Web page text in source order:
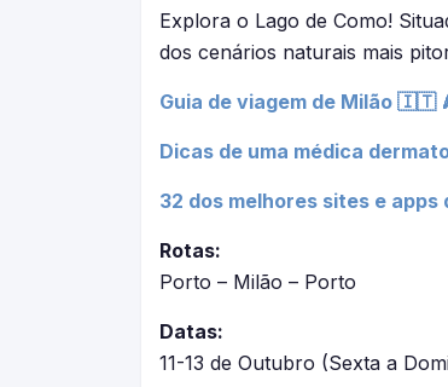
Explora o Lago de Como!
dos cenários naturais mais
Guia de viagem de Milão 🇮🇹
Dicas de uma médica
32 dos melhores sites e apps
Rotas:
Porto – Milão – Porto
Datas:
11-13 de Outubro (Sexta a